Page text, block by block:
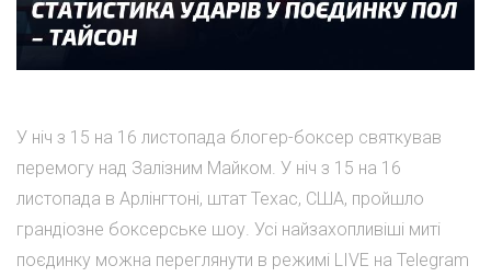
У ніч з 15 на 16 листопада блогер-боксер святкував
перемогу над Залізним Майком. У ніч з 15 на 16
листопада в Арлінгтоні, штат Техас, США, пройшло
грандіозне боксерське шоу. Усі найзахопливіші миті
поєдинку можна переглянути в режимі LIVE на Telegram